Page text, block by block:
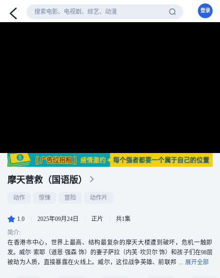
登录
摩天营救（国语版）
动作 惊悚 冒险 动作片
1.0 2025年09月24日 正片
共1集
简介:
在香港市中心，世界上最高、结构最复杂的摩天大楼遭到破坏，危机一触即
发。威尔·索耶（道恩·强森 饰）的妻子萨拉（内芙·坎贝尔 饰）和孩子们在98层
被劫为人质，直接暴露在火线上。威尔，这位战争英雄、前联邦